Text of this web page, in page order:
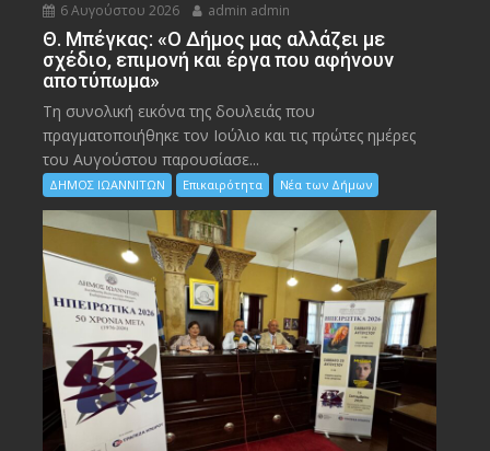
6 Αυγούστου 2026 admin admin
Θ. Μπέγκας: «Ο Δήμος μας αλλάζει με
σχέδιο, επιμονή και έργα που αφήνουν
αποτύπωμα»
Τη συνολική εικόνα της δουλειάς που
πραγματοποιήθηκε τον Ιούλιο και τις πρώτες ημέρες
του Αυγούστου παρουσίασε...
ΔΗΜΟΣ ΙΩΑΝΝΙΤΩΝ Επικαιρότητα Νέα των Δήμων